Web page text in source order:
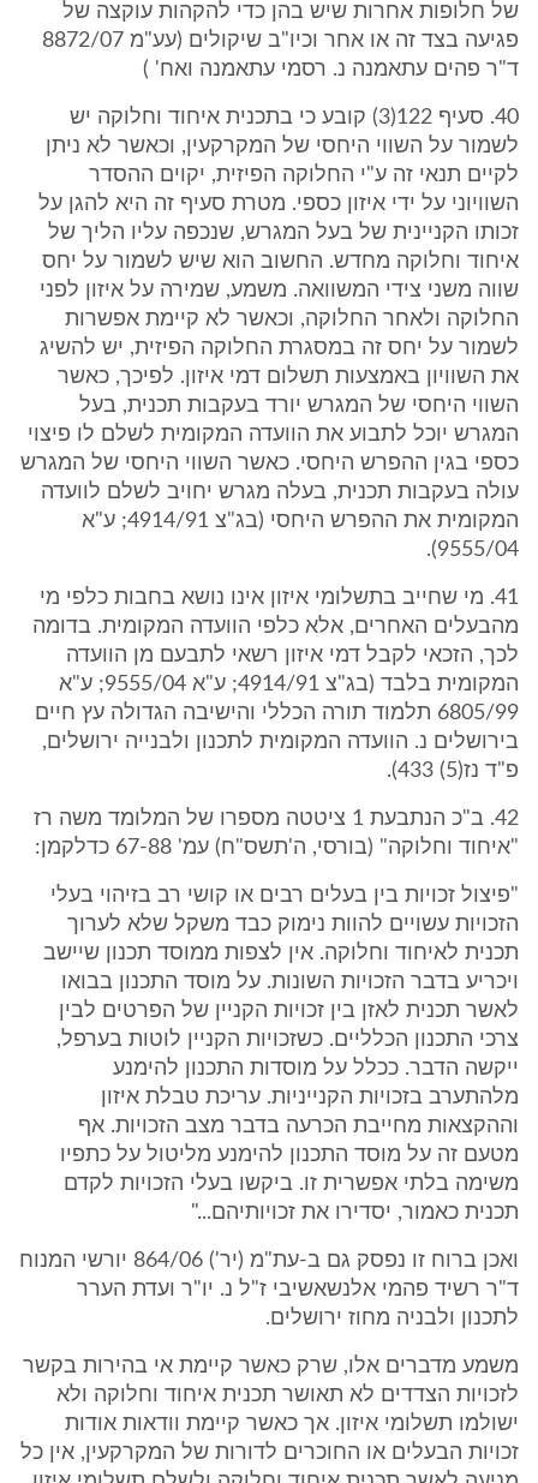
של חלופות אחרות שיש בהן כדי להקהות עוקצה של
פגיעה בצד זה או אחר וכיו"ב שיקולים (עע"מ 8872/07
ד"ר פהים עתאמנה נ. רסמי עתאמנה ואח' )
40. סעיף 122(3) קובע כי בתכנית איחוד וחלוקה יש
לשמור על השווי היחסי של המקרקעין, וכאשר לא ניתן
לקיים תנאי זה ע"י החלוקה הפיזית, יקוים ההסדר
השוויוני על ידי איזון כספי. מטרת סעיף זה היא להגן על
זכותו הקניינית של בעל המגרש, שנכפה עליו הליך של
איחוד וחלוקה מחדש. החשוב הוא שיש לשמור על יחס
שווה משני צידי המשוואה. משמע, שמירה על איזון לפני
החלוקה ולאחר החלוקה, וכאשר לא קיימת אפשרות
לשמור על יחס זה במסגרת החלוקה הפיזית, יש להשיג
את השוויון באמצעות תשלום דמי איזון. לפיכך, כאשר
השווי היחסי של המגרש יורד בעקבות תכנית, בעל
המגרש יוכל לתבוע את הוועדה המקומית לשלם לו פיצוי
כספי בגין ההפרש היחסי. כאשר השווי היחסי של המגרש
עולה בעקבות תכנית, בעלה מגרש יחויב לשלם לוועדה
המקומית את ההפרש היחסי (בג"צ 4914/91; ע"א
9555/04).
41. מי שחייב בתשלומי איזון אינו נושא בחבות כלפי מי
מהבעלים האחרים, אלא כלפי הוועדה המקומית. בדומה
לכך, הזכאי לקבל דמי איזון רשאי לתבעם מן הוועדה
המקומית בלבד (בג"צ 4914/91; ע"א 9555/04; ע"א
6805/99 תלמוד תורה הכללי והישיבה הגדולה עץ חיים
בירושלים נ. הוועדה המקומית לתכנון ולבנייה ירושלים,
פ"ד נז(5) 433).
42. ב"כ הנתבעת 1 ציטטה מספרו של המלומד משה רז
"איחוד וחלוקה" (בורסי, ה'תשס"ח) עמ' 67-88 כדלקמן:
"פיצול זכויות בין בעלים רבים או קושי רב בזיהוי בעלי
הזכויות עשויים להוות נימוק כבד משקל שלא לערוך
תכנית לאיחוד וחלוקה. אין לצפות ממוסד תכנון שיישב
ויכריע בדבר הזכויות השונות. על מוסד התכנון בבואו
לאשר תכנית לאזן בין זכויות הקניין של הפרטים לבין
צרכי התכנון הכלליים. כשזכויות הקניין לוטות בערפל,
ייקשה הדבר. ככלל על מוסדות התכנון להימנע
מלהתערב בזכויות הקנייניות. עריכת טבלת איזון
וההקצאות מחייבת הכרעה בדבר מצב הזכויות. אף
מטעם זה על מוסד התכנון להימנע מליטול על כתפיו
משימה בלתי אפשרית זו. ביקשו בעלי הזכויות לקדם
תכנית כאמור, יסדירו את זכויותיהם..."
ואכן ברוח זו נפסק גם ב-עת"מ (יר') 864/06 יורשי המנוח
ד"ר רשיד פהמי אלנשאשיבי ז"ל נ. יו"ר ועדת הערר
לתכנון ולבניה מחוז ירושלים.
משמע מדברים אלו, שרק כאשר קיימת אי בהירות בקשר
לזכויות הצדדים לא תאושר תכנית איחוד וחלוקה ולא
ישולמו תשלומי איזון. אך כאשר קיימת וודאות אודות
זכויות הבעלים או החוכרים לדורות של המקרקעין, אין כל